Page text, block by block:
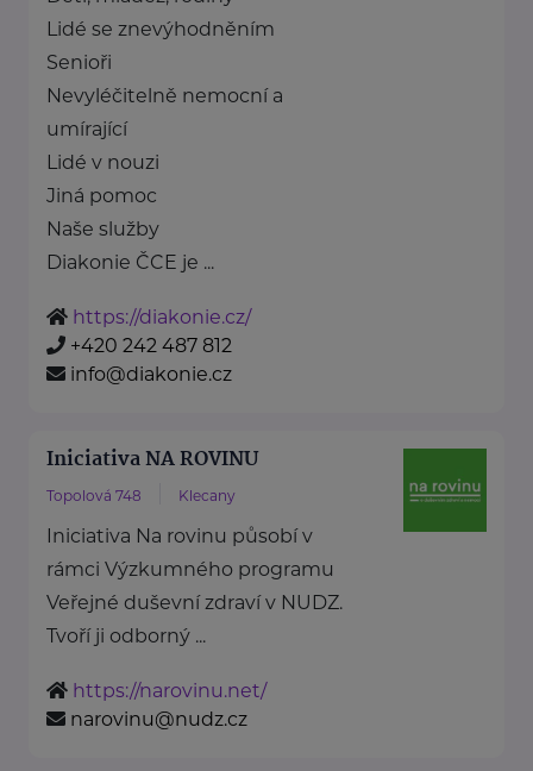
Lidé se znevýhodněním
Senioři
Nevyléčitelně nemocní a
umírající
Lidé v nouzi
Jiná pomoc
Naše služby
Diakonie ČCE je ...
https://diakonie.cz/
+420 242 487 812
info@diakonie.cz
Iniciativa NA ROVINU
Topolová 748 Klecany
Iniciativa Na rovinu působí v
rámci Výzkumného programu
Veřejné duševní zdraví v NUDZ.
Tvoří ji odborný ...
https://narovinu.net/
narovinu@nudz.cz